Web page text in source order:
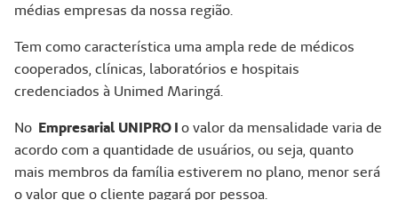
médias empresas da nossa região.
Tem como característica uma ampla rede de médicos
cooperados, clínicas, laboratórios e hospitais
credenciados à Unimed Maringá.
No Empresarial UNIPROIo valor da mensalidade varia de
acordo com a quantidade de usuários, ou seja, quanto
mais membros da família estiverem no plano, menor será
o valor que o cliente pagará por pessoa.